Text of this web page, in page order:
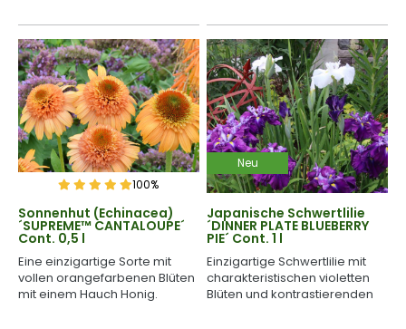
100%
Sonnenhut (Echinacea)
´SUPREME™ CANTALOUPE´
Cont. 0,5 l
Eine einzigartige Sorte mit
vollen orangefarbenen Blüten
mit einem Hauch Honig.
Neu
Japanische Schwertlilie
´DINNER PLATE BLUEBERRY
PIE´ Cont. 1 l
Einzigartige Schwertlilie mit
charakteristischen violetten
Blüten und kontrastierenden